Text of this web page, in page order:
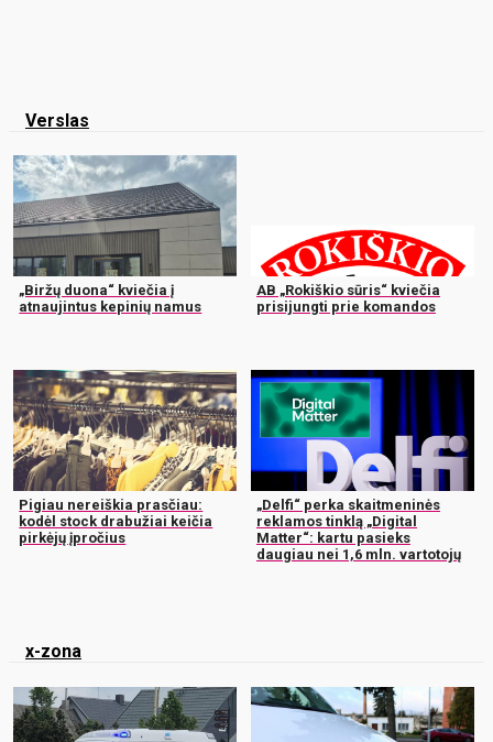
Verslas
„Biržų duona“ kviečia į
atnaujintus kepinių namus
AB „Rokiškio sūris“ kviečia
prisijungti prie komandos
Pigiau nereiškia prasčiau:
kodėl stock drabužiai keičia
pirkėjų įpročius
„Delfi“ perka skaitmeninės
reklamos tinklą „Digital
Matter“: kartu pasieks
daugiau nei 1,6 mln. vartotojų
x-zona